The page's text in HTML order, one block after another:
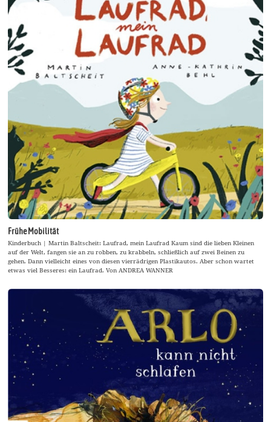
Frühe Mobilität
Kinderbuch | Martin Baltscheit: Laufrad, mein Laufrad Kaum sind die lieben Kleinen
auf der Welt, fangen sie an zu robben, zu krabbeln, schließlich auf zwei Beinen zu
gehen. Dann vielleicht eines von diesen vierrädrigen Plastikautos. Aber schon wartet
etwas viel Besseres: ein Laufrad. Von ANDREA WANNER